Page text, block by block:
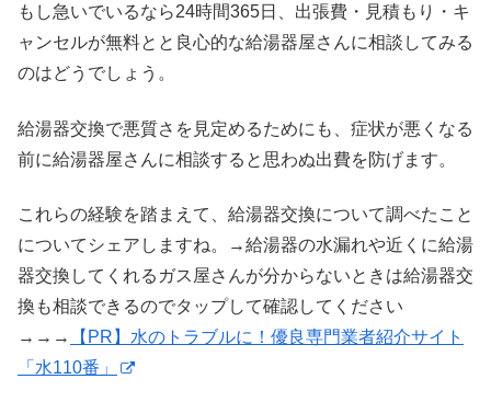
もし急いでいるなら24時間365日、出張費・見積もり・キ
ャンセルが無料とと良心的な給湯器屋さんに相談してみる
のはどうでしょう。
給湯器交換で悪質さを見定めるためにも、症状が悪くなる
前に給湯器屋さんに相談すると思わぬ出費を防げます。
これらの経験を踏まえて、給湯器交換について調べたこと
についてシェアしますね。→給湯器の水漏れや近くに給湯
器交換してくれるガス屋さんが分からないときは給湯器交
換も相談できるのでタップして確認してください
→→→
【PR】水のトラブルに！優良専門業者紹介サイト
「水110番」